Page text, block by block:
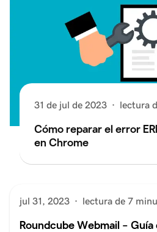
31 de jul de 2023 · lectura
Cómo reparar el error
en Chrome
jul 31, 2023 · lectura de 7
Roundcube Webmail – Guía